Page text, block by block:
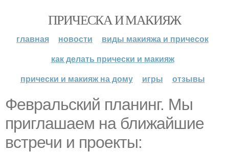
ПРИЧЕСКА И МАКИЯЖ
главная новости
виды макияжа и причесок
как делать прически и макияж
прически и макияж на дому
игры отзывы
Февральский планинг. Мы
приглашаем на ближайшие
встречи и проекты: